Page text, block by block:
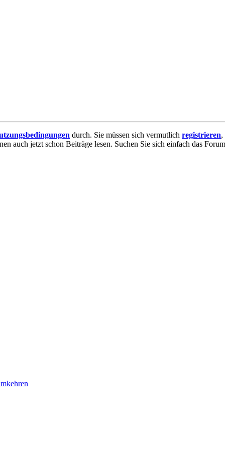
durch. Sie müssen sich vermutlich registrieren,
auch jetzt schon Beiträge lesen. Suchen Sie sich einfach das